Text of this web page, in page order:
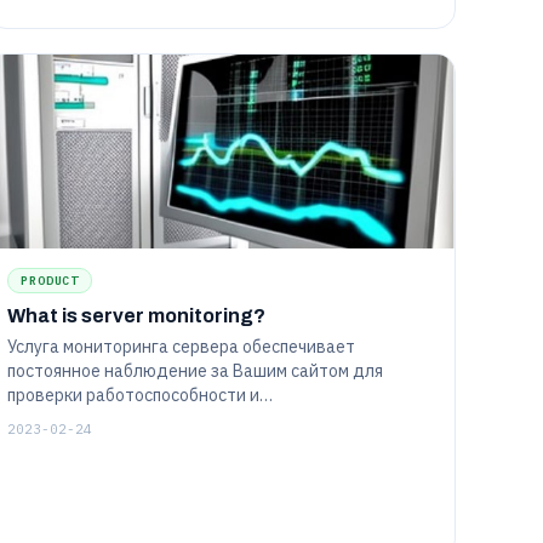
PRODUCT
What is server monitoring?
Услуга мониторинга сервера обеспечивает
постоянное наблюдение за Вашим сайтом для
проверки работоспособности и
производительности сервера.
2023-02-24